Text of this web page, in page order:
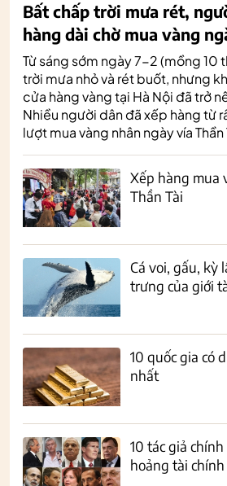
Bất chấp trời mưa rét,
hàng dài chờ mua vàng
Từ sáng sớm ngày 7-2 (mồng 10
trời mưa nhỏ và rét buốt, nhưng
cửa hàng vàng tại Hà Nội đã trở
Nhiều người dân đã xếp hàng từ
lượt mua vàng nhân ngày vía Thần
Xếp hàng mua
Thần Tài
Cá voi, gấu, kỳ
trưng của giới
10 quốc gia có
nhất
10 tác giả
hoảng tài